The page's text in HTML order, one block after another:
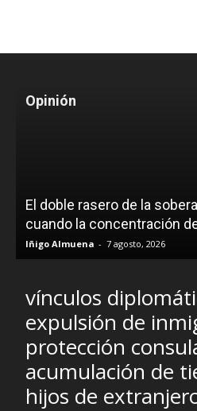
Opinión
El doble rasero de la
cuando la concentración
Iñigo Almuena - 7 agosto, 2026
vínculos
expulsión de
protección
acumulación de
hijos de